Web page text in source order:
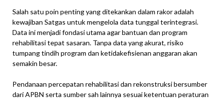
Salah satu poin penting yang ditekankan dalam rakor adalah
kewajiban Satgas untuk mengelola data tunggal terintegrasi.
Data ini menjadi fondasi utama agar bantuan dan program
rehabilitasi tepat sasaran. Tanpa data yang akurat, risiko
tumpang tindih program dan ketidakefisienan anggaran akan
semakin besar.
Pendanaan percepatan rehabilitasi dan rekonstruksi bersumber
dari APBN serta sumber sah lainnya sesuai ketentuan peraturan